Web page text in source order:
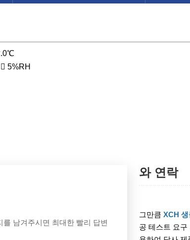
5%RH
남겨주시면 최대한 빨리 답변
와 연락
그만큼XCH
공 테스트 요